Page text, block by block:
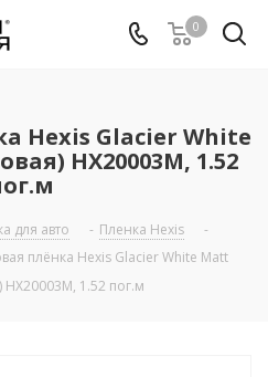
0
Hexis Glacier White
HX20003M, 1.52
для авто - Пленка Hexis
-
плёнка Hexis Glacier White Matt
1.52 пог.м